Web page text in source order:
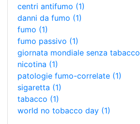
centri antifumo (1)
danni da fumo (1)
fumo (1)
fumo passivo (1)
giornata mondiale senza tabacco
nicotina (1)
patologie fumo-correlate (1)
sigaretta (1)
tabacco (1)
world no tobacco day (1)